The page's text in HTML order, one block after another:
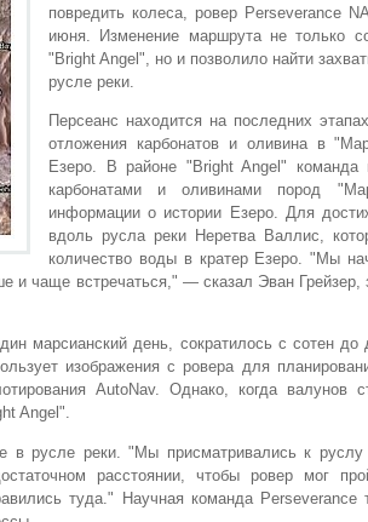
повредить колеса, ровер Perseverance
июня. Изменение маршрута не только
"Bright Angel", но и позволило найти
русле реки.
Персеанс находится на последних
отложения карбонатов и оливина в
Езеро. В районе "Bright Angel" команда
карбонатами и оливинами пород
информации о истории Езеро. Для
вдоль русла реки Неретва Валлис,
количество воды в кратер Езеро. "Мы
и чаще встречаться," — сказал Эван Грейзер,
марсианский день, сократилось с сотен
изображения с ровера для
AutoNav. Однако, когда валунов
Angel".
в русле реки. "Мы присматривались к
расстоянии, чтобы ровер мог
туда." Научная команда Perseverance